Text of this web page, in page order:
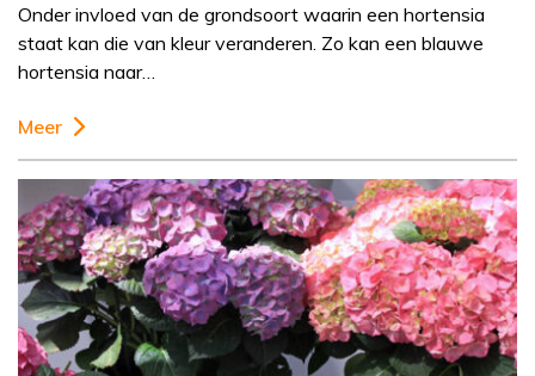
Onder invloed van de grondsoort waarin een hortensia
staat kan die van kleur veranderen. Zo kan een blauwe
hortensia naar…
Meer